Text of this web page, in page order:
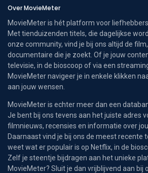
Over MovieMeter
MovieMeter is hét platform voor
Met tienduizenden titels, die dagelijkse
onze community, vind je bij ons altijd de
documentaire die je zoekt. Of je jouw
televisie, in de bioscoop of via een
MovieMeter navigeer je in enkele klikken
aan jouw wensen.
MovieMeter is echter meer dan een
Je bent bij ons tevens aan het juiste adres
filmnieuws, recensies en informatie over
Daarnaast vind je bij ons de meest recente
weet wat er populair is op Netflix, in de
Zelf je steentje bijdragen aan het unieke
MovieMeter? Sluit je dan vrijblijvend aan bij